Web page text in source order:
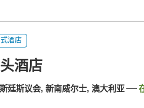
酒店
酒店
廷斯议会, 新南威尔士, 澳大利亚